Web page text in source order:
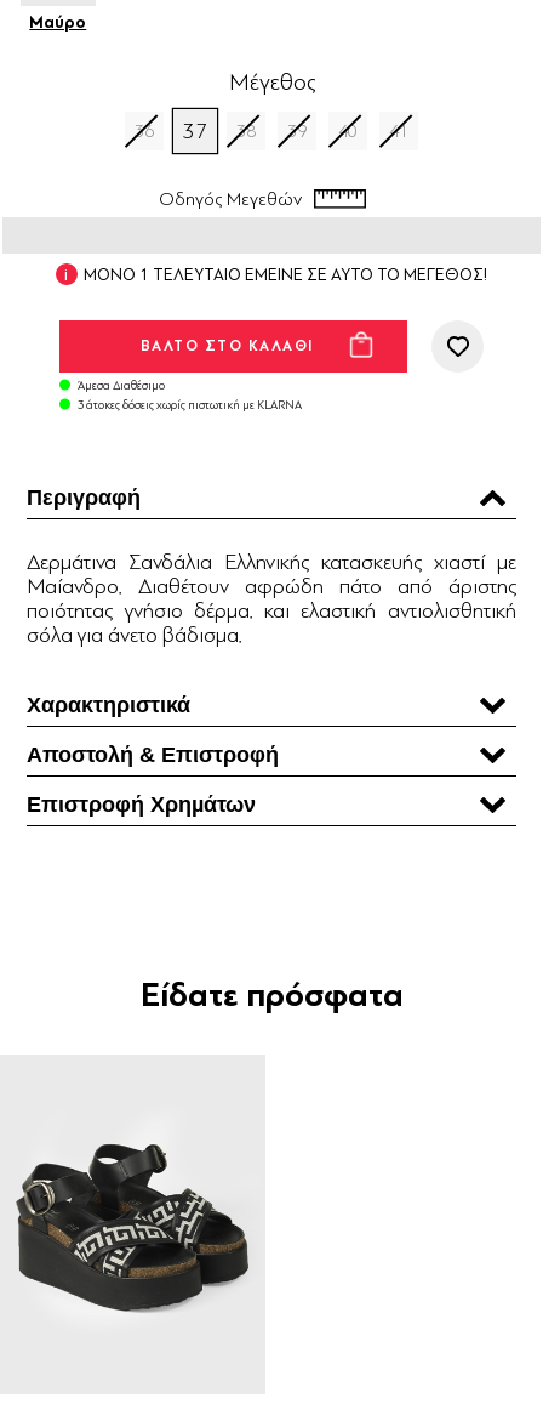
Μαύρο
Μέγεθος
36 37 38 39 40 41
Οδηγός Μεγεθών
ΜΟΝΟ 1 ΤΕΛΕΥΤΑΙΟ ΕΜΕΙΝΕ ΣΕ ΑΥΤΟ ΤΟ ΜΕΓΕΘΟΣ!
Άμεσα Διαθέσιμο
3 άτοκες δόσεις χωρίς πιστωτική με KLARNA
Περιγραφή
Δερμάτινα Σανδάλια Ελληνικής κατασκευής χιαστί με
Μαίανδρο. Διαθέτουν αφρώδη πάτο από άριστης
ποιότητας γνήσιο δέρμα. και ελαστική αντιολισθητική
σόλα για άνετο βάδισμα.
Χαρακτηριστικά
Αποστολή & Επιστροφή
Επιστροφή Χρηµάτων
Είδατε πρόσφατα